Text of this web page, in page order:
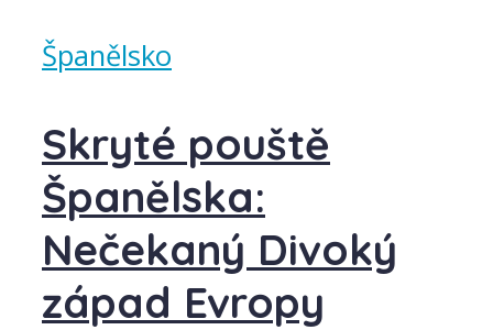
Španělsko
Skryté pouště
Španělska:
Nečekaný Divoký
západ Evropy